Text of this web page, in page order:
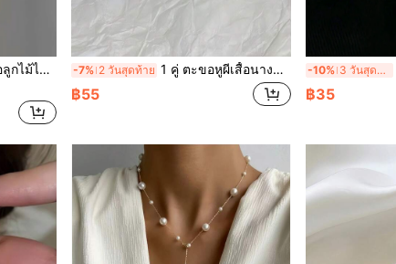
นไทน์ ของขวัญสำหรับเพื่อน -7% 2 วันสุดท้าย 1 คู่ ตะขอหูผีเสื้อนางฟ้าสุดพิเศษสุดเงางาม เหมาะสำหรับเครื่องประดับ ของขวัญงานแต่งงาน ต่างหูฤดูเจ้าสาว
฿55
-10% 3 วันสุดท้าย
฿35